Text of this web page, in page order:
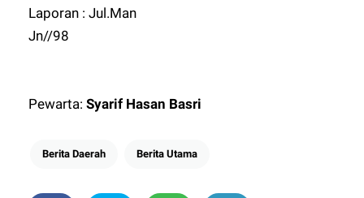
Laporan : Jul.Man
Jn//98
Pewarta:Syarif Hasan Basri
Berita Daerah Berita Utama